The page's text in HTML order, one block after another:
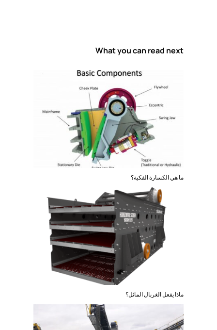
What you can read next
ما هي الكسارة الفكية؟
ماذا يفعل الغربال المائل؟